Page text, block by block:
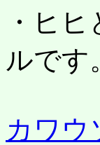
・ヒ
ルです
カワウ